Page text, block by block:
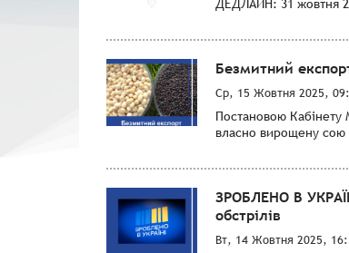
ДЕДЛАЙН: 31 жовтня
Безмитний
Ср, 15 Жовтня 2025,
Постановою Кабінету
власно вирощену сою
ЗРОБЛЕНО В
обстрілів
Вт, 14 Жовтня 2025,